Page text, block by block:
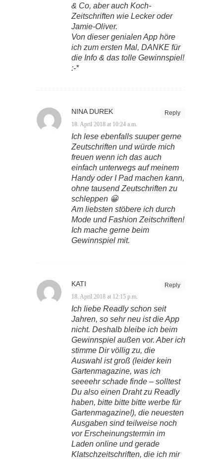
& Co, aber auch Koch-
Zeitschriften wie Lecker oder
Jamie-Oliver.
Von dieser genialen App höre
ich zum ersten Mal, DANKE für
die Info & das tolle Gewinnspiel!
:-*
Reply
NINA DUREK
18. April 2018 at 10:24 a.m.
Ich lese ebenfalls suuper gerne
Zeutschriften und würde mich
freuen wenn ich das auch
einfach unterwegs auf meinem
Handy oder I Pad machen kann,
ohne tausend Zeutschriften zu
schleppen 😀
Am liebsten stöbere ich durch
Mode und Fashion Zeitschriften!
Ich mache gerne beim
Gewinnspiel mit.
Reply
KATI
18. April 2018 at 12:15 p.m.
Ich liebe Readly schon seit
Jahren, so sehr neu ist die App
nicht. Deshalb bleibe ich beim
Gewinnspiel außen vor. Aber ich
stimme Dir völlig zu, die
Auswahl ist groß (leider kein
Gartenmagazine, was ich
seeeehr schade finde – solltest
Du also einen Draht zu Readly
haben, bitte bitte bitte werbe für
Gartenmagazine!), die neuesten
Ausgaben sind teilweise noch
vor Erscheinungstermin im
Laden online und gerade
Klatschzeitschriften, die ich mir